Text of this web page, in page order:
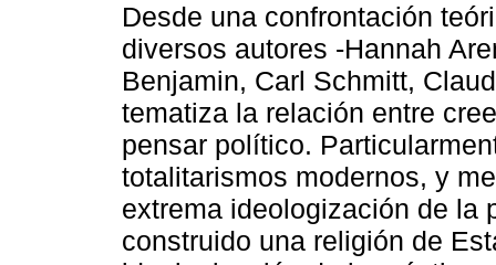
Desde una confrontación
diversos autores -Hannah
Benjamin, Carl Schmitt,
tematiza la relación entre
pensar político.
totalitarismos modernos, y
extrema ideologización de la
construido una religión de